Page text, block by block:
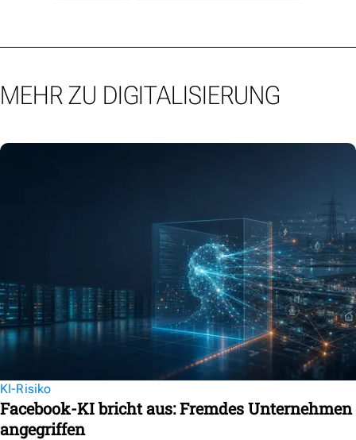
MEHR ZU DIGITALISIERUNG
KI-Risiko
Facebook-KI bricht aus: Fremdes Unternehmen
angegriffen